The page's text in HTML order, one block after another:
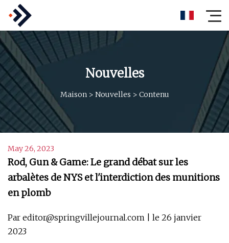
Nouvelles
Maison > Nouvelles > Contenu
May 26, 2023
Rod, Gun & Game: Le grand débat sur les
arbalètes de NYS et l'interdiction des munitions
en plomb
Par editor@springvillejournal.com | le 26 janvier
2023